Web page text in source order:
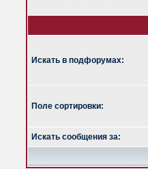
Искать в подфорумах:
Поле сортировки:
Искать сообщения за: